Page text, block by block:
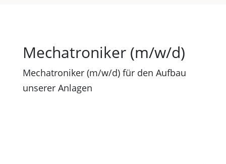
Mechatroniker (m/w/d)
Mechatroniker (m/w/d) für den Aufbau
unserer Anlagen